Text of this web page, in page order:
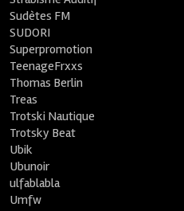
Sudètes FM
SUDORI
Superpromotion
TeenageFrxxs
Thomas Berlin
Treas
Trotski Nautique
Trotsky Beat
Ubik
Ubunoir
ulfablabla
Umfw